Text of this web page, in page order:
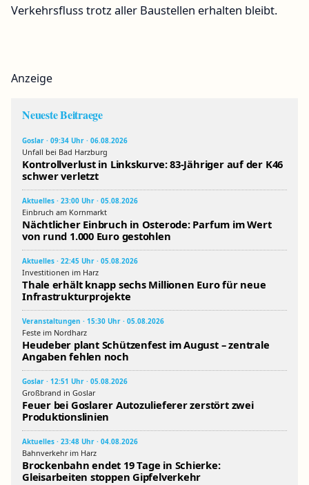
Verkehrsfluss trotz aller Baustellen erhalten bleibt.
Anzeige
Neueste Beitraege
Goslar · 09:34 Uhr · 06.08.2026
Unfall bei Bad Harzburg
Kontrollverlust in Linkskurve: 83-Jähriger auf der K46
schwer verletzt
Aktuelles · 23:00 Uhr · 05.08.2026
Einbruch am Kornmarkt
Nächtlicher Einbruch in Osterode: Parfum im Wert
von rund 1.000 Euro gestohlen
Aktuelles · 22:45 Uhr · 05.08.2026
Investitionen im Harz
Thale erhält knapp sechs Millionen Euro für neue
Infrastrukturprojekte
Veranstaltungen · 15:30 Uhr · 05.08.2026
Feste im Nordharz
Heudeber plant Schützenfest im August – zentrale
Angaben fehlen noch
Goslar · 12:51 Uhr · 05.08.2026
Großbrand in Goslar
Feuer bei Goslarer Autozulieferer zerstört zwei
Produktionslinien
Aktuelles · 23:48 Uhr · 04.08.2026
Bahnverkehr im Harz
Brockenbahn endet 19 Tage in Schierke:
Gleisarbeiten stoppen Gipfelverkehr